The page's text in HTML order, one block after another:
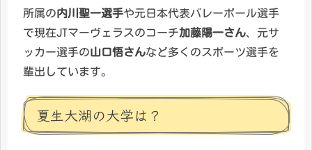
所属の内川聖一選手や元日本代表バレーボール選手
で現在JTマーヴェラスのコーチ加藤陽一さん、元サ
ッカー選手の山口悟さんなど多くのスポーツ選手を
輩出しています。
夏生大湖の大学は？